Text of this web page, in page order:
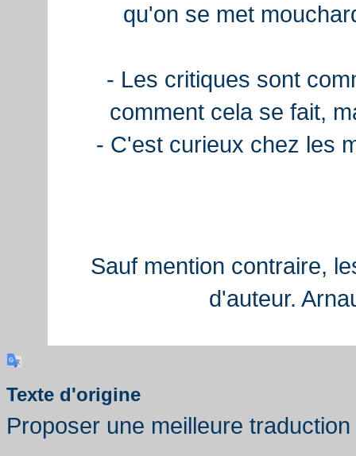
qu'on se met
- Les critiques sont
comment cela se fait,
- C'est curieux chez les
Sauf mention contraire,
d'auteur.
Texte d'origine
Proposer une meilleure traduction